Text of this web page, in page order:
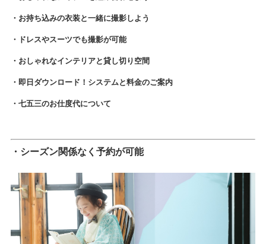
・お持ち込みの衣装と一緒に撮影しよう
・ドレスやスーツでも撮影が可能
・おしゃれなインテリアと貸し切り空間
・即日ダウンロード！システムと料金のご案内
・七五三のお仕度代について
・シーズン関係なく予約が可能